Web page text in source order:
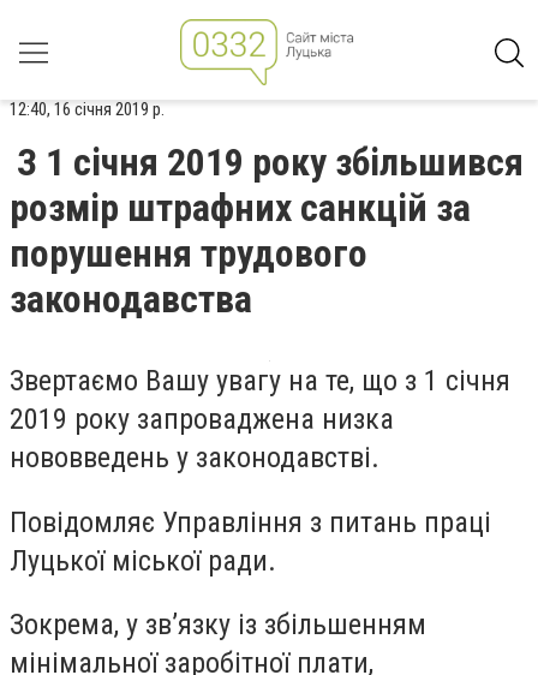
12:40, 16 січня 2019 р.
З 1 січня 2019 року збільшився
розмір штрафних санкцій за
порушення трудового
законодавства
Звертаємо Вашу увагу на те, що з 1 січня
2019 року запроваджена низка
нововведень у законодавстві.
Повідомляє Управління з питань праці
Луцької міської ради.
Зокрема, у зв’язку із збільшенням
мінімальної заробітної плати,